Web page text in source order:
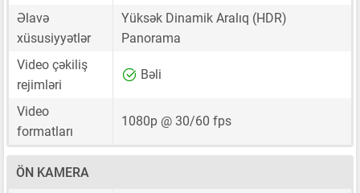
Əlavə
xüsusiyyətlər
Yüksək Dinamik Aralıq (HDR)
Panorama
Video çəkiliş
rejimləri
Bəli
Video
formatları
1080p @ 30/60 fps
ÖN KAMERA